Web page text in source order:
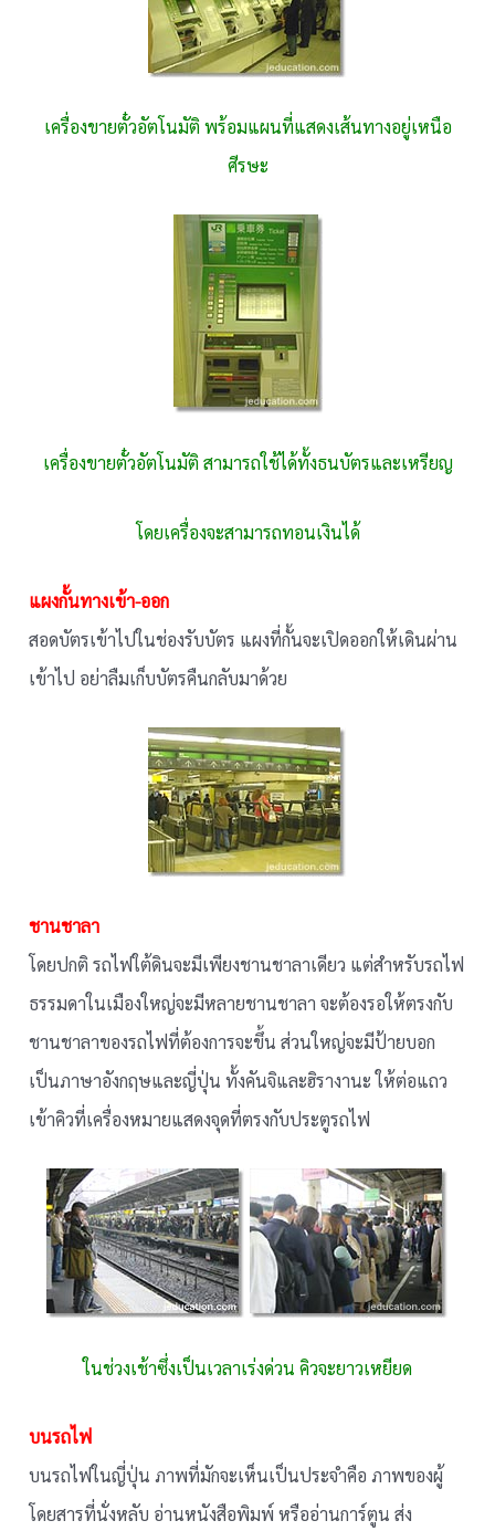
เครื่องขายตั๋วอัตโนมัติ พร้อมแผนที่แสดงเส้นทางอยู่เหนือ
ศีรษะ
เครื่องขายตั๋วอัตโนมัติ สามารถใช้ได้ทั้งธนบัตรและเหรียญ
โดยเครื่องจะสามารถทอนเงินได้
แผงกั้นทางเข้า-ออก
สอดบัตรเข้าไปในช่องรับบัตร แผงที่กั้นจะเปิดออกให้เดินผ่าน
เข้าไป อย่าลืมเก็บบัตรคืนกลับมาด้วย
ชานชาลา
โดยปกติ รถไฟใต้ดินจะมีเพียงชานชาลาเดียว แต่สำหรับรถไฟ
ธรรมดาในเมืองใหญ่จะมีหลายชานชาลา จะต้องรอให้ตรงกับ
ชานชาลาของรถไฟที่ต้องการจะขึ้น ส่วนใหญ่จะมีป้ายบอก
เป็นภาษาอังกฤษและญี่ปุ่น ทั้งคันจิและฮิรางานะ ให้ต่อแถว
เข้าคิวที่เครื่องหมายแสดงจุดที่ตรงกับประตูรถไฟ
ในช่วงเช้าซึ่งเป็นเวลาเร่งด่วน คิวจะยาวเหยียด
บนรถไฟ
บนรถไฟในญี่ปุ่น ภาพที่มักจะเห็นเป็นประจำคือ ภาพของผู้
โดยสารที่นั่งหลับ อ่านหนังสือพิมพ์ หรืออ่านการ์ตูน ส่ง